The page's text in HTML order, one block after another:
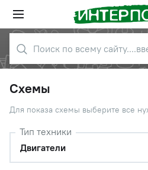
Схемы
Для показа схемы выберите все
Тип техники
Двигатели